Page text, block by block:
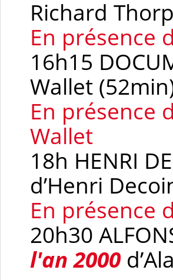
Richard
En présence
16h15
Wallet
En présence
Wallet
18h HENRI
d’Henri
En présence
20h30
l'an 2000